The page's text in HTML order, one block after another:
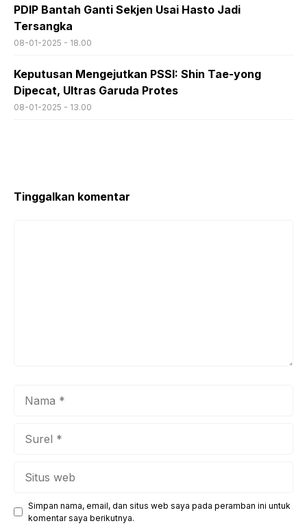
PDIP Bantah Ganti Sekjen Usai Hasto Jadi
Tersangka
08-01-2025 - 18.00
Keputusan Mengejutkan PSSI: Shin Tae-yong
Dipecat, Ultras Garuda Protes
08-01-2025 - 13.00
Tinggalkan komentar
Simpan nama, email, dan situs web saya pada peramban ini untuk
komentar saya berikutnya.